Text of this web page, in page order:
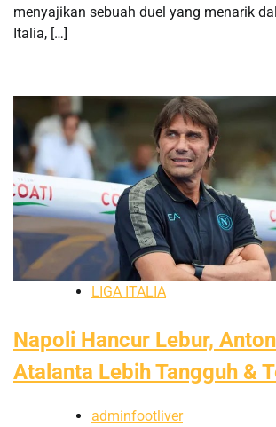
menyajikan sebuah duel yang menarik
Italia, […]
LIGA ITALIA
Napoli Hancur Lebur,
Atalanta Lebih Tangguh &
adminfootliver